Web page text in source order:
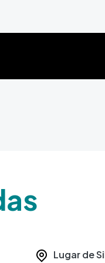
Lugar de